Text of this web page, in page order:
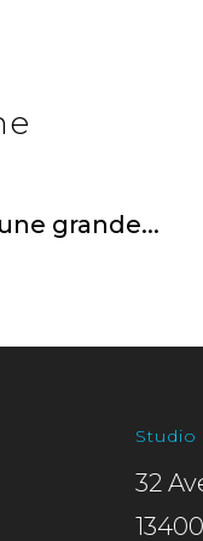
grande...
Studio
32